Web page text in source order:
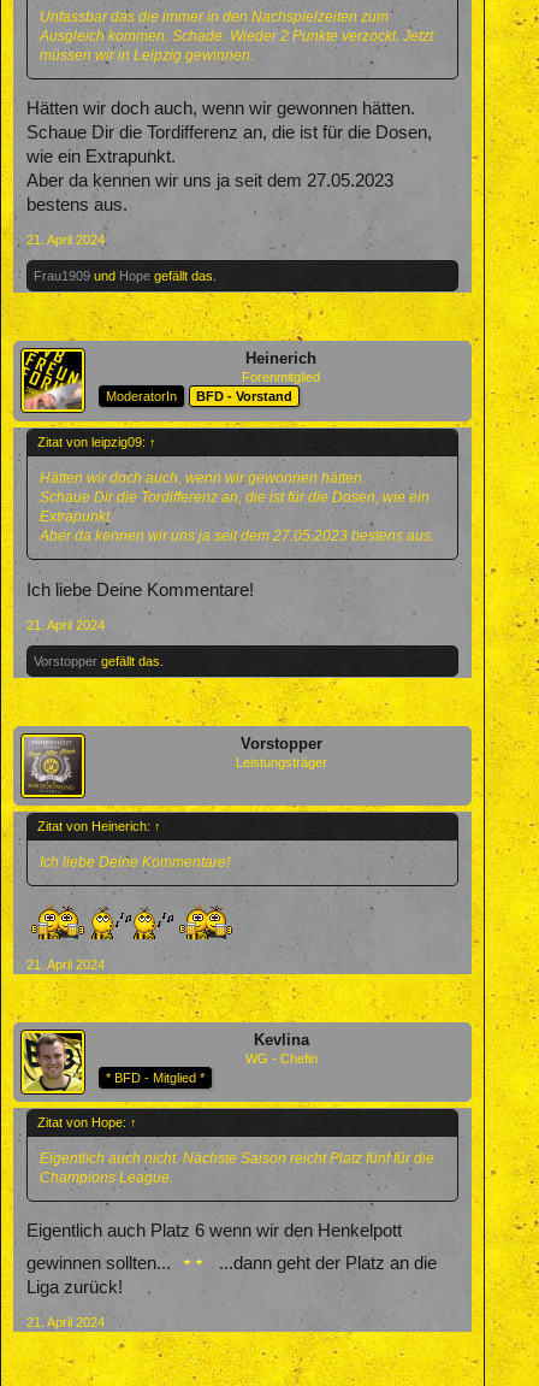
Unfassbar das die immer in den Nachspielzeiten zum
Ausgleich kommen. Schade. Wieder 2 Punkte verzockt. Jetzt
müssen wir in Leipzig gewinnen.
Hätten wir doch auch, wenn wir gewonnen hätten.
Schaue Dir die Tordifferenz an, die ist für die Dosen,
wie ein Extrapunkt.
Aber da kennen wir uns ja seit dem 27.05.2023
bestens aus.
21. April 2024
Frau1909 und Hope gefällt das.
Heinerich
Forenmitglied
ModeratorIn
BFD - Vorstand
Zitat von leipzig09: ↑
Hätten wir doch auch, wenn wir gewonnen hätten.
Schaue Dir die Tordifferenz an, die ist für die Dosen, wie ein
Extrapunkt.
Aber da kennen wir uns ja seit dem 27.05.2023 bestens aus.
Ich liebe Deine Kommentare!
21. April 2024
Vorstopper gefällt das.
Vorstopper
Leistungsträger
Zitat von Heinerich: ↑
Ich liebe Deine Kommentare!
21. April 2024
Kevlina
WG - Chefin
* BFD - Mitglied *
Zitat von Hope: ↑
Eigentlich auch nicht. Nächste Saison reicht Platz fünf für die
Champions League.
Eigentlich auch Platz 6 wenn wir den Henkelpott
gewinnen sollten...
...dann geht der Platz an die
Liga zurück!
21. April 2024